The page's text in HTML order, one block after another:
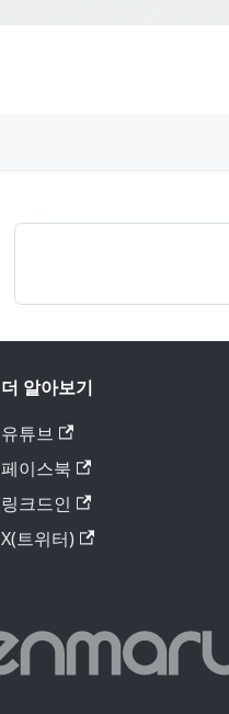
더 알아보기
유튜브
페이스북
링크드인
X(트위터)